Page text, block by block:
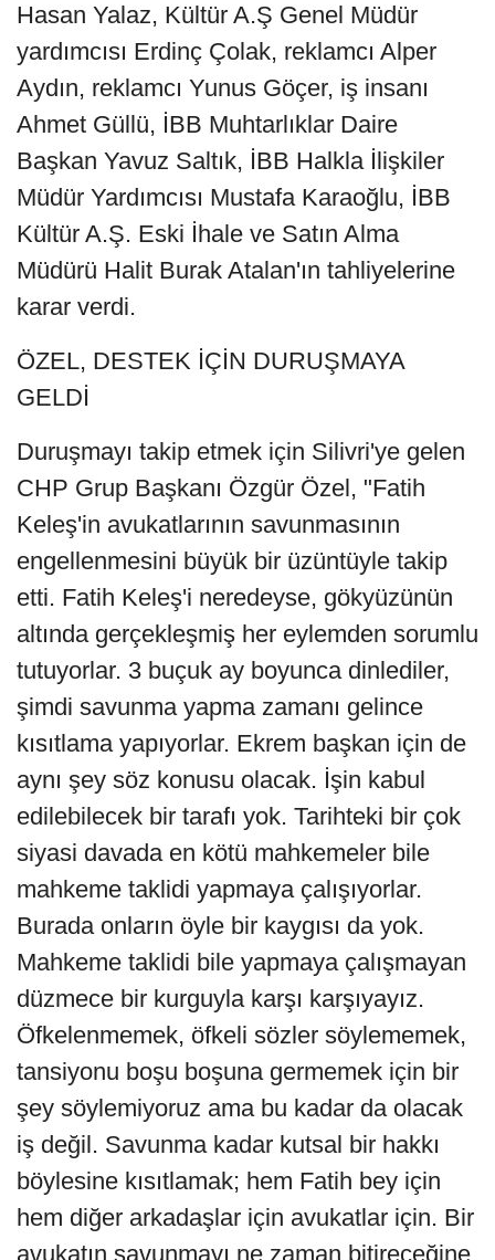
Hasan Yalaz, Kültür A.Ş Genel Müdür
yardımcısı Erdinç Çolak, reklamcı Alper
Aydın, reklamcı Yunus Göçer, iş insanı
Ahmet Güllü, İBB Muhtarlıklar Daire
Başkan Yavuz Saltık, İBB Halkla İlişkiler
Müdür Yardımcısı Mustafa Karaoğlu, İBB
Kültür A.Ş. Eski İhale ve Satın Alma
Müdürü Halit Burak Atalan'ın tahliyelerine
karar verdi.
ÖZEL, DESTEK İÇİN DURUŞMAYA
GELDİ
Duruşmayı takip etmek için Silivri'ye gelen
CHP Grup Başkanı Özgür Özel, "Fatih
Keleş'in avukatlarının savunmasının
engellenmesini büyük bir üzüntüyle takip
etti. Fatih Keleş'i neredeyse, gökyüzünün
altında gerçekleşmiş her eylemden sorumlu
tutuyorlar. 3 buçuk ay boyunca dinlediler,
şimdi savunma yapma zamanı gelince
kısıtlama yapıyorlar. Ekrem başkan için de
aynı şey söz konusu olacak. İşin kabul
edilebilecek bir tarafı yok. Tarihteki bir çok
siyasi davada en kötü mahkemeler bile
mahkeme taklidi yapmaya çalışıyorlar.
Burada onların öyle bir kaygısı da yok.
Mahkeme taklidi bile yapmaya çalışmayan
düzmece bir kurguyla karşı karşıyayız.
Öfkelenmemek, öfkeli sözler söylememek,
tansiyonu boşu boşuna germemek için bir
şey söylemiyoruz ama bu kadar da olacak
iş değil. Savunma kadar kutsal bir hakkı
böylesine kısıtlamak; hem Fatih bey için
hem diğer arkadaşlar için avukatlar için. Bir
avukatın savunmayı ne zaman bitireceğine